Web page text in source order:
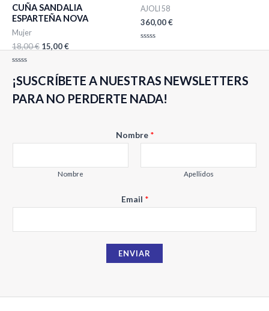
CUÑA SANDALIA
ESPARTEÑA NOVA
Mujer
18,00€
18,00 €.
15,00€
15,00 €.
con
0
5
AJOLI 58
360,00€
5
¡SUSCRÍBETE A NUESTRAS NEWSLETTERS
PARA NO PERDERTE NADA!
m
N
m
b
r
Nombre *
Nombre Apellidos
Email *
ENVIAR